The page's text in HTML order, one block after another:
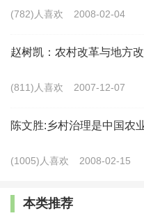
子离开，其间并没有发现
约40分钟后，有村民
弢良妻子出来看。
弢良妻子在火炕边上烤
弱。
(782)人喜欢 2008-02-04
赵树凯：农村改革与地方
(811)人喜欢 2007-12-07
陈文胜:乡村治理是中国农
(1005)人喜欢 2008-02-15
本类推荐